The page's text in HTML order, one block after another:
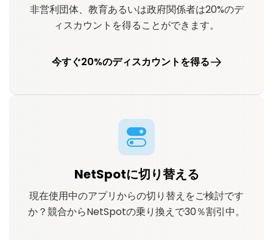
非営利団体、教育あるいは政府関係者は20%のデ
ィスカウントを得ることができます。
今すぐ20%のディスカウントを得る
NetSpotに切り替える
現在使用中のアプリからの切り替えをご検討です
か？競合からNetSpotの乗り換えで30％割引中。